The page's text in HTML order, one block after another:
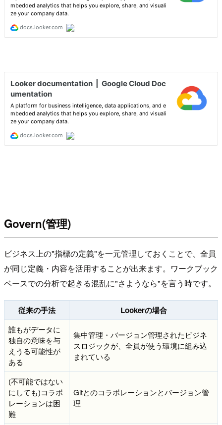
Govern(管理)
ビジネス上の"指標の定義"を一元管理しておくことで、全員
が同じ定義・内容を活用することが出来ます。ワークブック
ベースでの分析で起きる混乱に"さようなら"を言う時です。
従来の手法 Lookerの場合
誰もがデータに
独自の意味を与
えうる可能性が
ある
集中管理・バージョン管理されたビジネ
スロジックが、全員が使う環境に組み込
まれている
(不可能ではない
にしても)コラボ
レーションは困
難
Gitとのコラボレーションとバージョン管
理